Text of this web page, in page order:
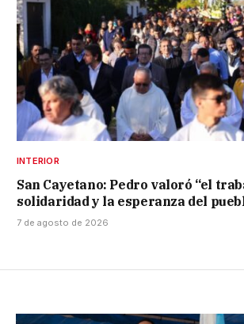
INTERIOR
San Cayetano: Pedro valoró “el
solidaridad y la esperanza del
7 de agosto de 2026